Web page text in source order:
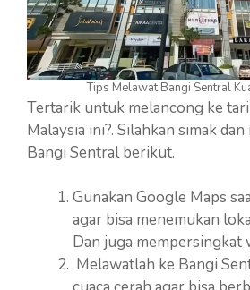
Tips Melawat Bangi Sentral
Tertarik untuk melancong ke
Malaysia ini?. Silahkan simak
Bangi Sentral berikut.
Gunakan Google Maps
agar bisa menemukan
Dan juga mempersingkat
Melawatlah ke Bangi